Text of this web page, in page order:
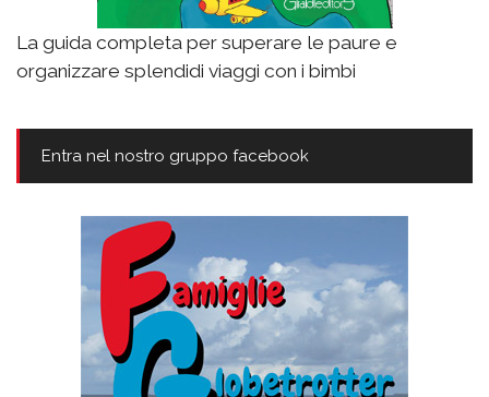
La guida completa per superare le paure e
organizzare splendidi viaggi con i bimbi
Entra nel nostro gruppo facebook